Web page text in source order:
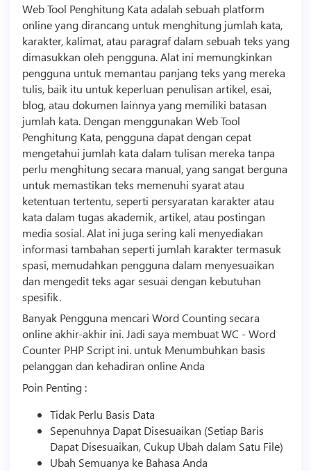
Web Tool Penghitung Kata adalah sebuah platform
online yang dirancang untuk menghitung jumlah kata,
karakter, kalimat, atau paragraf dalam sebuah teks yang
dimasukkan oleh pengguna. Alat ini memungkinkan
pengguna untuk memantau panjang teks yang mereka
tulis, baik itu untuk keperluan penulisan artikel, esai,
blog, atau dokumen lainnya yang memiliki batasan
jumlah kata. Dengan menggunakan Web Tool
Penghitung Kata, pengguna dapat dengan cepat
mengetahui jumlah kata dalam tulisan mereka tanpa
perlu menghitung secara manual, yang sangat berguna
untuk memastikan teks memenuhi syarat atau
ketentuan tertentu, seperti persyaratan karakter atau
kata dalam tugas akademik, artikel, atau postingan
media sosial. Alat ini juga sering kali menyediakan
informasi tambahan seperti jumlah karakter termasuk
spasi, memudahkan pengguna dalam menyesuaikan
dan mengedit teks agar sesuai dengan kebutuhan
spesifik.
Banyak Pengguna mencari Word Counting secara
online akhir-akhir ini. Jadi saya membuat WC - Word
Counter PHP Scriptini. untuk Menumbuhkan basis
pelanggan dan kehadiran online Anda
Poin Penting :
Tidak Perlu Basis Data
Sepenuhnya Dapat Disesuaikan (Setiap Baris
Dapat Disesuaikan, Cukup Ubah dalam Satu File)
Ubah Semuanya ke Bahasa Anda